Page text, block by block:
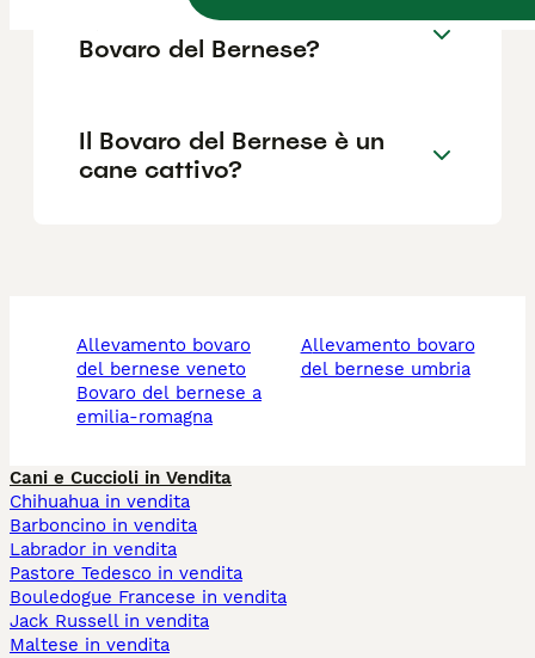
Quanto dura la vita di un
Bovaro del Bernese?
Il Bovaro del Bernese è un
cane cattivo?
allevamento bovaro
del bernese veneto
bovaro del bernese a
emilia-romagna
allevamento bovaro
del bernese umbria
Cani e Cuccioli in Vendita
Chihuahua in vendita
Barboncino in vendita
Labrador in vendita
Pastore Tedesco in vendita
Bouledogue Francese in vendita
Jack Russell in vendita
Maltese in vendita